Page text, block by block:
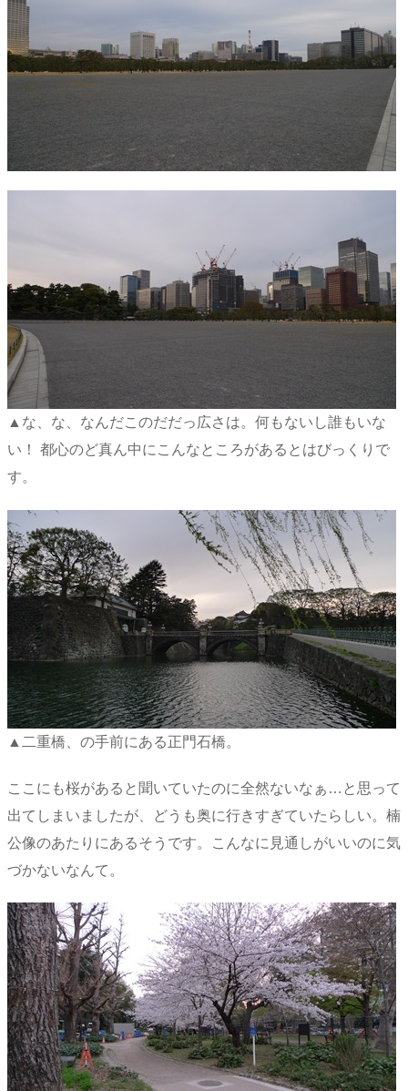
▲な、な、なんだこのだだっ広さは。何もないし誰もいな
い！ 都心のど真ん中にこんなところがあるとはびっくりで
す。
▲二重橋、の手前にある正門石橋。
ここにも桜があると聞いていたのに全然ないなぁ…と思って
出てしまいましたが、どうも奥に行きすぎていたらしい。楠
公像のあたりにあるそうです。こんなに見通しがいいのに気
づかないなんて。